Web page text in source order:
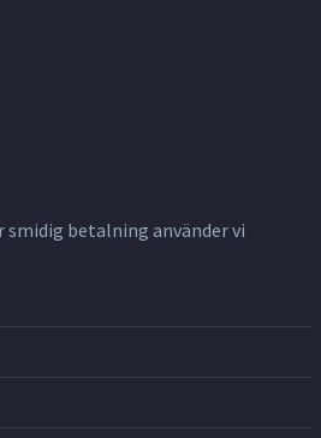
betalning använder vi